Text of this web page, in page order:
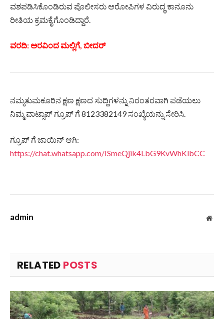
ವಶಪಡಿಸಿಕೊಂಡಿರುವ ಪೊಲೀಸರು ಆರೋಪಿಗಳ ವಿರುದ್ಧ ಕಾನೂನು
ರೀತಿಯ ಕ್ರಮಕೈಗೊಂಡಿದ್ದಾರೆ.
ವರದಿ: ಅರವಿಂದ ಮಲ್ಲಿಗೆ, ಬೀದರ್
ನಮ್ಮತುಮಕೂರಿನ ಕ್ಷಣ ಕ್ಷಣದ ಸುದ್ದಿಗಳನ್ನು ನಿರಂತರವಾಗಿ ಪಡೆಯಲು
ನಿಮ್ಮ ವಾಟ್ಸಾಪ್ ಗ್ರೂಪ್ ಗೆ 8123382149 ಸಂಖ್ಯೆಯನ್ನು ಸೇರಿಸಿ.
ಗ್ರೂಪ್ ಗೆ ಜಾಯಿನ್ ಆಗಿ:
https://chat.whatsapp.com/ISmeQjik4LbG9KvWhKlbCC
admin
RELATED POSTS